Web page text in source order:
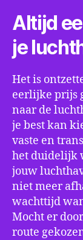
Altijd
je
Het is
eerlijke prijs
naar de
je best kan
vaste en
het duidelijk
jouw
niet meer
wachttijd
Mocht er
route